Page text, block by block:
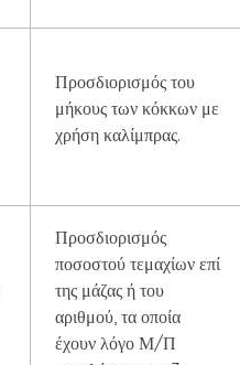
Προσδιορισμός του
μήκους των κόκκων με
χρήση καλίμπρας.
Προσδιορισμός
ποσοστού τεμαχίων επί
της μάζας ή του
αριθμού, τα οποία
έχουν λόγο Μ/Π